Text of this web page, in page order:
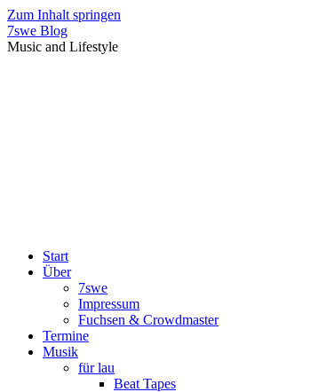
Zum Inhalt springen
7swe Blog
Music and Lifestyle
Start
Über
7swe
Impressum
Fuchsen & Crowdmaster
Termine
Musik
für lau
Beat Tapes